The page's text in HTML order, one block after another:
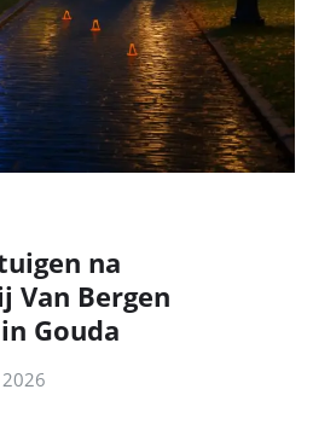
na
Van Bergen
Gouda